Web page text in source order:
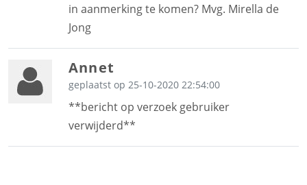
in aanmerking te komen? Mvg. Mirella de
Jong
Annet
geplaatst op 25-10-2020 22:54:00
**bericht op verzoek gebruiker
verwijderd**